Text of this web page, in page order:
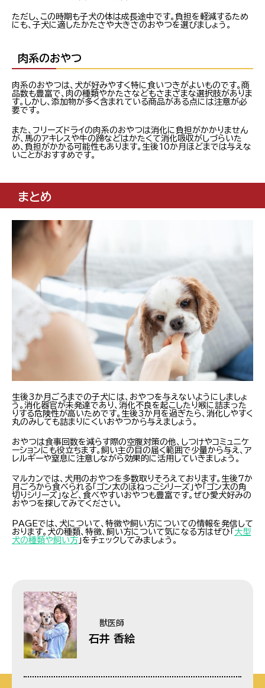
ただし、この時期も子犬の体は成長途中です。負担を軽減するため
にも、子犬に適したかたさや大きさのおやつを選びましょう。
肉系のおやつ
肉系のおやつは、犬が好みやすく特に食いつきがよいものです。商
品数も豊富で、肉の種類やかたさなどもさまざまな選択肢がありま
す。しかし、添加物が多く含まれている商品がある点には注意が必
要です。
また、フリーズドライの肉系のおやつは消化に負担がかかりません
が、馬のアキレスや牛の蹄などはかたくて消化吸収がしづらいた
め、負担がかかる可能性もあります。生後10か月ほどまでは与えな
いことがおすすめです。
まとめ
生後3か月ごろまでの子犬には、おやつを与えないようにしましょ
う。消化器官が未発達であり、消化不良を起こしたり喉に詰まった
りする危険性が高いためです。生後3か月を過ぎたら、消化しやすく
丸のみしても詰まりにくいおやつから与えましょう。
おやつは食事回数を減らす際の空腹対策の他、しつけやコミュニケ
ーションにも役立ちます。飼い主の目の届く範囲で少量から与え、ア
レルギーや窒息に注意しながら効果的に活用していきましょう。
マルカンでは、犬用のおやつを多数取りそろえております。生後7か
月ごろから食べられる「ゴン太のほねっこシリーズ」や「ゴン太の角
切りシリーズ」など、食べやすいおやつも豊富です。ぜひ愛犬好みの
おやつを探してみてください。
PAGEでは、犬について、特徴や飼い方についての情報を発信して
おります。犬の種類、特徴、飼い方について気になる方はぜひ「 大型
犬の種類や飼い方 」をチェックしてみましょう。
獣医師
石井 香絵